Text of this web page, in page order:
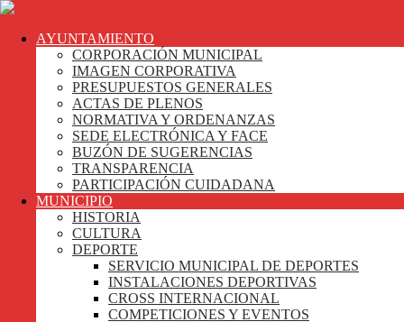
AYUNTAMIENTO
CORPORACIÓN MUNICIPAL
IMAGEN CORPORATIVA
PRESUPUESTOS GENERALES
ACTAS DE PLENOS
NORMATIVA Y ORDENANZAS
SEDE ELECTRÓNICA Y FACE
BUZÓN DE SUGERENCIAS
TRANSPARENCIA
PARTICIPACIÓN CUIDADANA
MUNICIPIO
HISTORIA
CULTURA
DEPORTE
SERVICIO MUNICIPAL DE DEPORTES
INSTALACIONES DEPORTIVAS
CROSS INTERNACIONAL
COMPETICIONES Y EVENTOS